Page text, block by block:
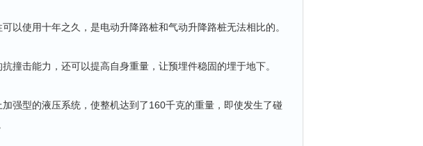
使用十年之久，是电动升降路桩和气动升降路桩无法相比的。
击能力，还可以提高自身重量，让预埋件稳固的埋于地下。
型的液压系统，使整机达到了160千克的重量，即使发生了碰